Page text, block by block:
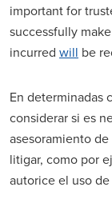
important for
successfully
incurred will be
En determinadas
considerar si es
asesoramiento
litigar, como por
autorice el uso